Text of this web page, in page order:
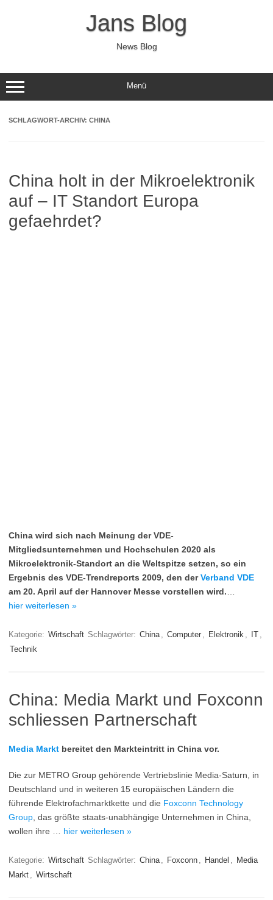
Jans Blog
News Blog
Menü
SCHLAGWORT-ARCHIV: CHINA
China holt in der Mikroelektronik
auf – IT Standort Europa
gefaehrdet?
China wird sich nach Meinung der VDE-
Mitgliedsunternehmen und Hochschulen 2020 als
Mikroelektronik-Standort an die Weltspitze setzen, so ein
Ergebnis des VDE-Trendreports 2009, den derVerband VDE
am 20. April auf der Hannover Messe vorstellen wird.
hier weiterlesen »
Kategorie: Wirtschaft Schlagwörter: China , Computer , Elektronik , IT ,
Technik
China: Media Markt und Foxconn
schliessen Partnerschaft
Media Markt bereitet den Markteintritt in China vor.
Die zur METRO Group gehörende Vertriebslinie Media-Saturn, in
Deutschland und in weiteren 15 europäischen Ländern die
führende Elektrofachmarktkette und die Foxconn Technology
Group , das größte staats-unabhängige Unternehmen in China,
wollen ihre … hier weiterlesen »
Kategorie: Wirtschaft Schlagwörter: China , Foxconn , Handel , Media
Markt , Wirtschaft